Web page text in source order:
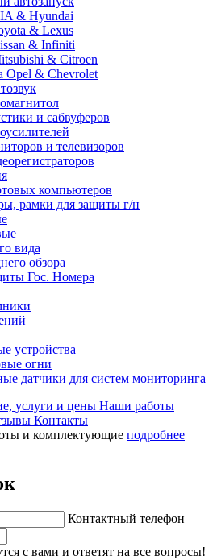
& Hyundai
& Lexus
& Infiniti
& Citroen
Opel & Chevrolet
и сабвуферов
и телевизоров
компьютеров
рамки для защиты г/н
вида
обзора
Гос. Номера
устройства
огни
датчики для систем мониторинга
услуги и цены Наши работы
Контакты
и комплектующие подробнее
Контактный телефон
с вами и ответят на все вопросы!